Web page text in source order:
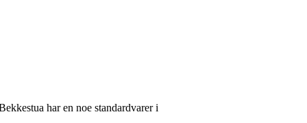
har en noe standardvarer i